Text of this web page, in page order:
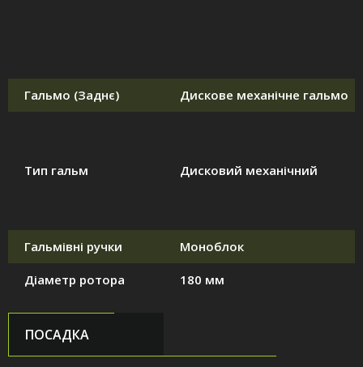
Гальмо (Заднє) Дискове механічне гальмо
Тип гальм Дисковий механічний
Гальмівні ручки Моноблок
Діаметр ротора 180 мм
ПОСАДКА